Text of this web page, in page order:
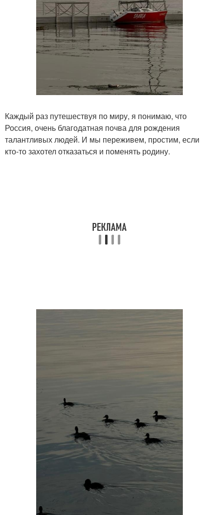
Каждый раз путешествуя по миру, я понимаю, что
Россия, очень благодатная почва для рождения
талантливых людей. И мы переживем, простим, если
кто-то захотел отказаться и поменять родину.